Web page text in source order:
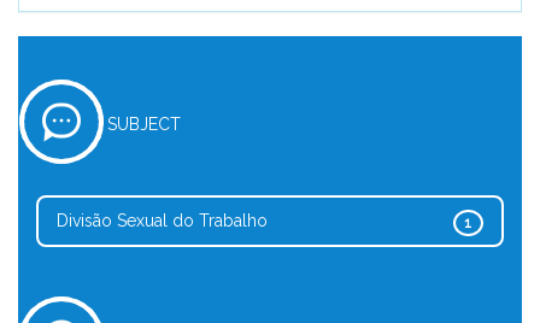
SUBJECT
1
Divisão Sexual do Trabalho